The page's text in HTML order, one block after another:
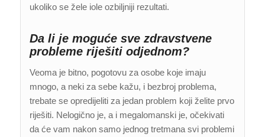
ukoliko se žele iole ozbiljniji rezultati.
Da li je moguće sve zdravstvene
probleme riješiti odjednom?
Veoma je bitno, pogotovu za osobe koje imaju
mnogo, a neki za sebe kažu, i bezbroj problema,
trebate se opredijeliti za jedan problem koji želite prvo
riješiti. Nelogično je, a i megalomanski je, očekivati
da će vam nakon samo jednog tretmana svi problemi